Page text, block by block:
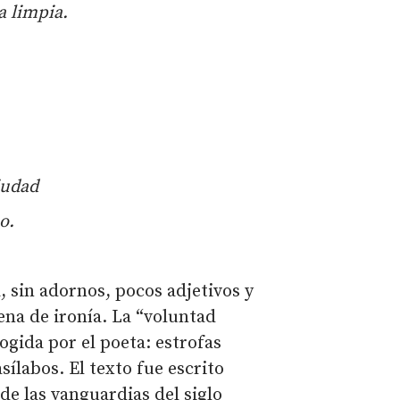
limpia.
adornos, pocos adjetivos y
de ironía. La “voluntad
por el poeta: estrofas
El texto fue escrito
las vanguardias del siglo